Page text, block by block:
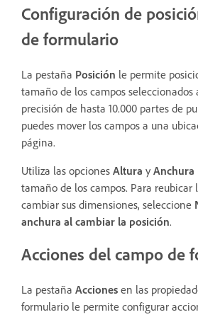
Configuración de
de formulario
La pestaña Posición le permite
tamaño de los campos
precisión de hasta 10.000 partes de
puedes mover los campos a una
página.
Utiliza las opciones Altura y Anchura
tamaño de los campos. Para reubicar
cambiar sus dimensiones, seleccione
anchura al cambiar la posición.
Acciones del campo de
La pestaña Acciones en las
formulario le permite configurar